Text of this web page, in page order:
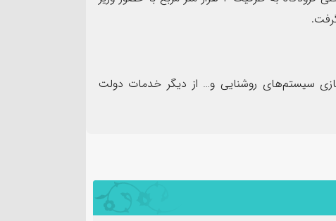
سیستم‌های روشنایی و… از دیگر خدمات دولت